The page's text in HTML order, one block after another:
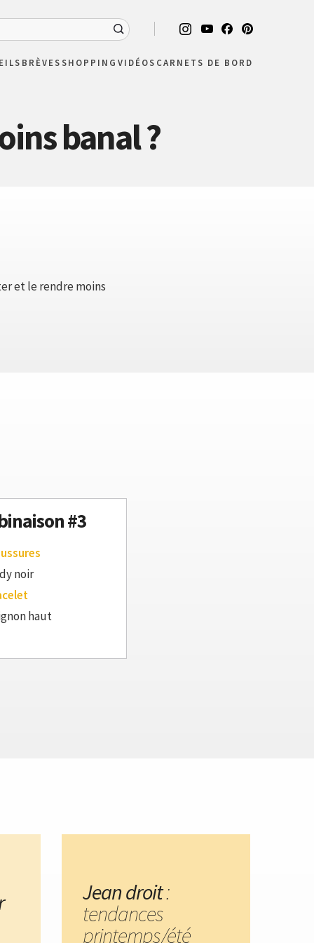
BRÈVESSHOPPING VIDÉOS CARNETS DE BORD
banal ?
et le rendre moins
#3
noir
haut
Jean droit:
tendances
printemps/été